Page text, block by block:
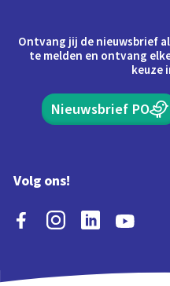
Ontvang jij de nieuwsbrief
te melden en ontvang
keuze
Nieuwsbrief PO
Volg ons!